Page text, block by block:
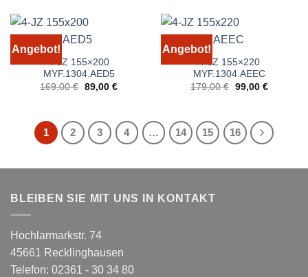
Angebot!
4-JZ 155×200
MYF.1304.AED5
169,00€ Ursprünglicher
Preis
89,00 €Aktueller
Angebot!
4-JZ 155×220
MYF.1304.AEEC
179,00€ Ursprünglicher
Preis
99,00 €Aktueller
1 2 3 4 … 14 15 16
BLEIBEN SIE MIT UNS IN KONTAKT
Hochlarmarkstr. 74
45661 Recklinghausen
Telefon: 02361 - 30 34 80